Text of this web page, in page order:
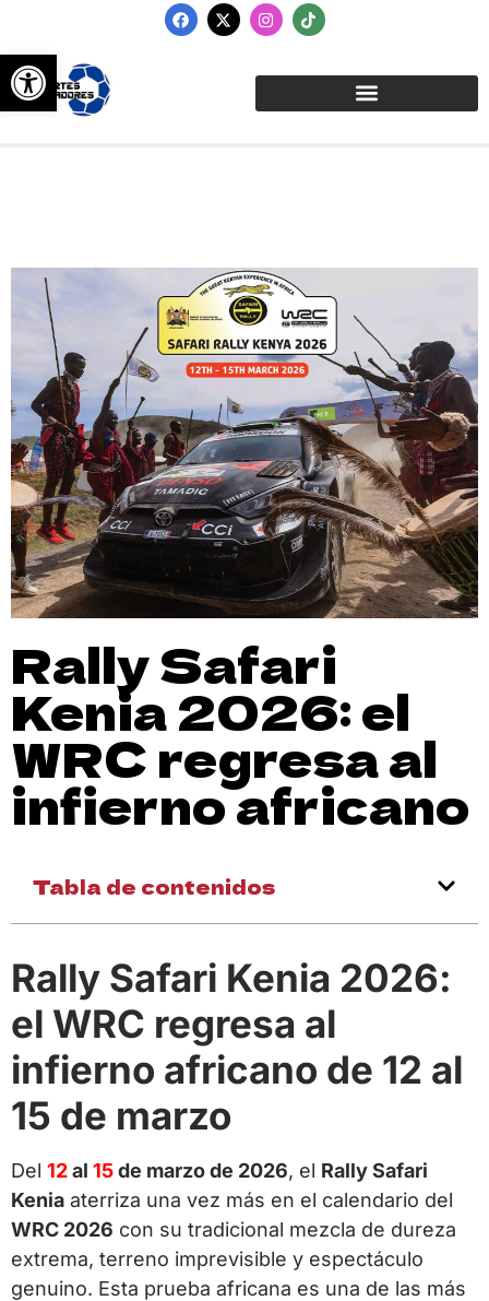
Abrir barra de herramientas
Rally Safari
Kenia 2026: el
WRC regresa al
infierno africano
Tabla de contenidos
Rally Safari Kenia 2026:
el WRC regresa al
infierno africano de 12 al
15 de marzo
Del 12al 15de marzo de 2026, el Rally Safari
Kenia aterriza una vez más en el calendario del
WRC 2026 con su tradicional mezcla de dureza
extrema, terreno imprevisible y espectáculo
genuino. Esta prueba africana es una de las más